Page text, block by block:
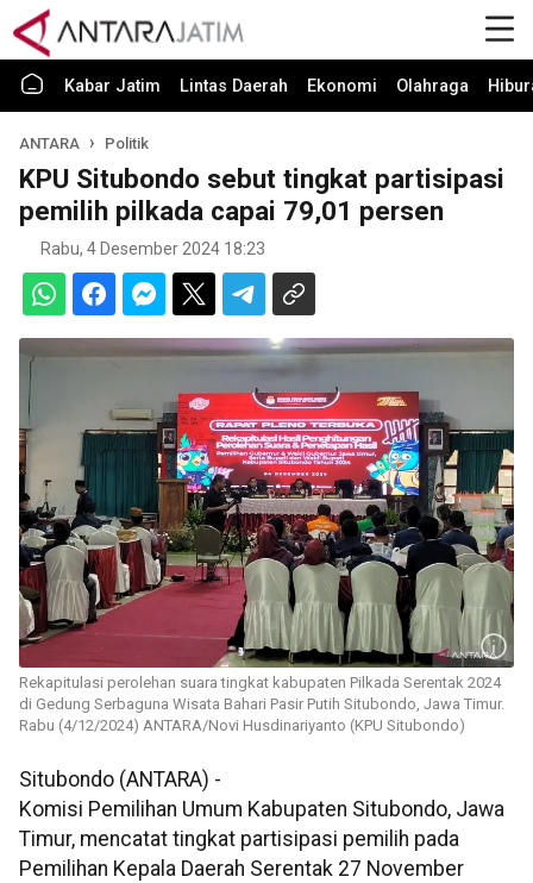
Kabar Jatim Lintas Daerah Ekonomi Olahraga
ANTARA Politik
KPU Situbondo sebut tingkat partisipasi
pemilih pilkada capai 79,01 persen
Rabu, 4 Desember 2024 18:23
Rekapitulasi perolehan suara tingkat kabupaten Pilkada Serentak 2024
di Gedung Serbaguna Wisata Bahari Pasir Putih Situbondo, Jawa Timur.
Rabu (4/12/2024) ANTARA/Novi Husdinariyanto (KPU Situbondo)
Situbondo (ANTARA) -
Komisi Pemilihan Umum Kabupaten Situbondo, Jawa
Timur, mencatat tingkat partisipasi pemilih pada
Pemilihan Kepala Daerah Serentak 27 November